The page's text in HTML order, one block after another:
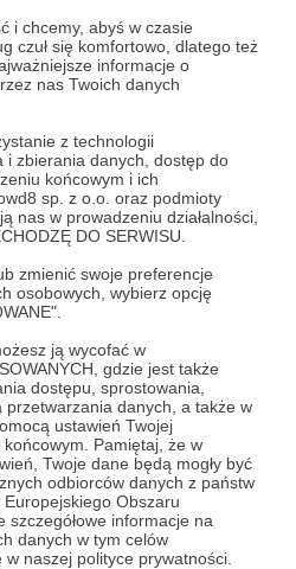
i chcemy, abyś w czasie
czuł się komfortowo, dlatego też
informacje o
nas Twoich danych
z technologii
i zbierania danych, dostęp do
końcowym i ich
sp. z o.o. oraz podmioty
nas w prowadzeniu działalności,
DO SERWISU.
zmienić swoje preferencje
osobowych, wybierz opcję
ją wycofać w
gdzie jest także
dostępu, sprostowania,
przetwarzania danych, a także w
ustawień Twojej
Pamiętaj, że w
Twoje dane będą mogły być
odbiorców danych z państw
Obszaru
szczegółowe informacje na
danych w tym celów
naszej polityce prywatności.
ósemce!
konkursu
zmieniamy świat